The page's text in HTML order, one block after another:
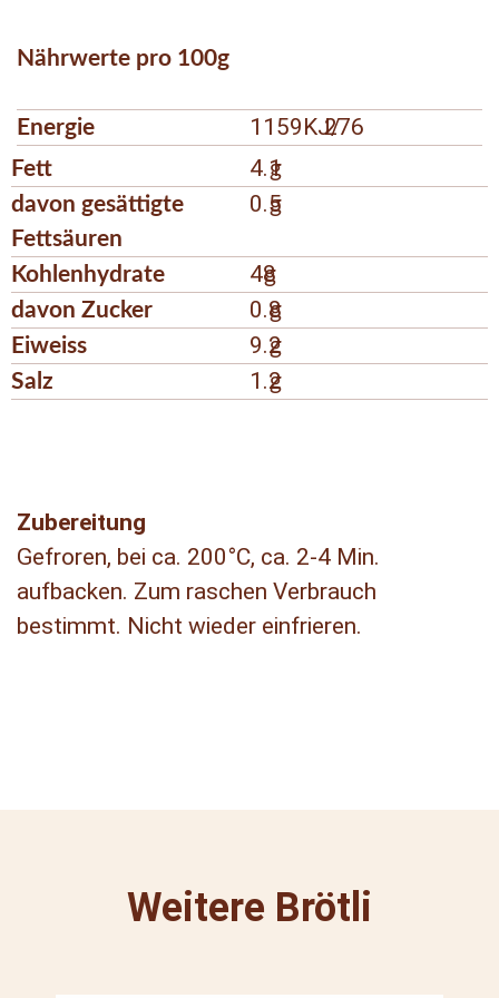
Nährwerte pro 100g
Energie 1159KJ/276
Fett 4.1
g
davon gesättigte
Fettsäuren
0.5
g
Kohlenhydrate 48
g
davon Zucker
0.8
g
Eiweiss
9.2
g
Salz
1.2
g
Zubereitung
Gefroren, bei ca. 200°C, ca. 2-4 Min.
aufbacken. Zum raschen Verbrauch
bestimmt. Nicht wieder einfrieren.
Weitere Brötli